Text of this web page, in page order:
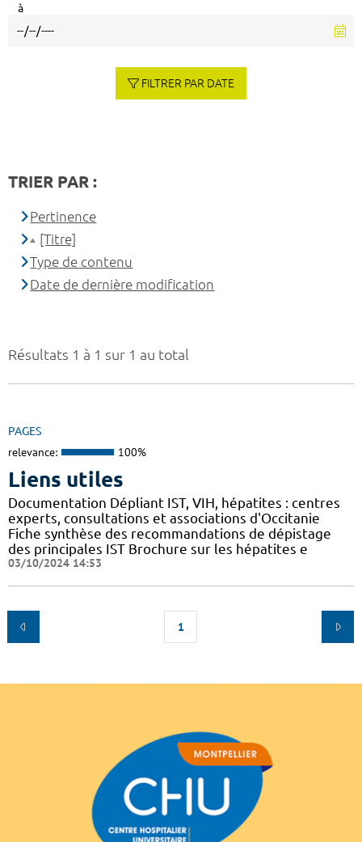
Résultats 1 à 1 sur 1 au total
PAGES
relevance: 100%
Liens utiles
Documentation Dépliant IST, VIH, hépatites : centres
experts, consultations et associations d'Occitanie
Fiche synthèse des recommandations de dépistage
des principales IST Brochure sur les hépatites e
03/10/2024 14:53
1
à
FILTRER PAR DATE
TRIER PAR :
Pertinence
[Titre]
Type de contenu
Date de dernière modification